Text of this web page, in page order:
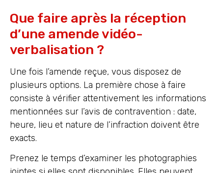
Que faire après la réception
d’une amende vidéo-
verbalisation ?
Une fois l’amende reçue, vous disposez de
plusieurs options. La première chose à faire
consiste à vérifier attentivement les informations
mentionnées sur l’avis de contravention : date,
heure, lieu et nature de l’infraction doivent être
exacts.
Prenez le temps d’examiner les photographies